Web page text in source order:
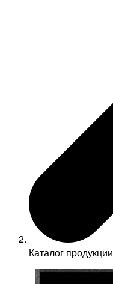
Каталог продукции